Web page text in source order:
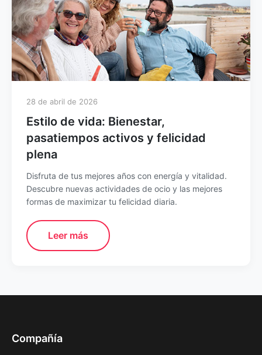
28 de abril de 2026
Estilo de vida: Bienestar,
pasatiempos activos y felicidad
plena
Disfruta de tus mejores años con energía y vitalidad.
Descubre nuevas actividades de ocio y las mejores
formas de maximizar tu felicidad diaria.
Leer más
Compañía